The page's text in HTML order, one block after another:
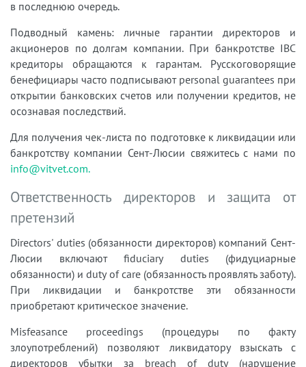
в последнюю очередь.
Подводный камень: личные гарантии директоров и
акционеров по долгам компании. При банкротстве IBC
кредиторы обращаются к гарантам. Русскоговорящие
бенефициары часто подписывают personal guarantees при
открытии банковских счетов или получении кредитов, не
осознавая последствий.
Для получения чек-листа по подготовке к ликвидации или
банкротству компании Сент-Люсии свяжитесь с нами по
info@vitvet.com.
Ответственность директоров и защита от
претензий
Directors' duties (обязанности директоров) компаний Сент-
Люсии включают fiduciary duties (фидуциарные
обязанности) и duty of care (обязанность проявлять заботу).
При ликвидации и банкротстве эти обязанности
приобретают критическое значение.
Misfeasance proceedings (процедуры по факту
злоупотреблений) позволяют ликвидатору взыскать с
директоров убытки за breach of duty (нарушение